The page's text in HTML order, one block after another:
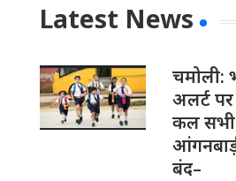
Latest News
चमोली:
अलर्ट
कल
बंद–